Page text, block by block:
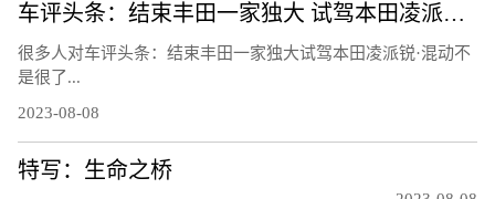
车评头条：结束丰田一家独大 试驾本田凌派锐·混动
很多人对车评头条：结束丰田一家独大试驾本田凌派锐·混动不
是很了...
2023-08-08
特写：生命之桥